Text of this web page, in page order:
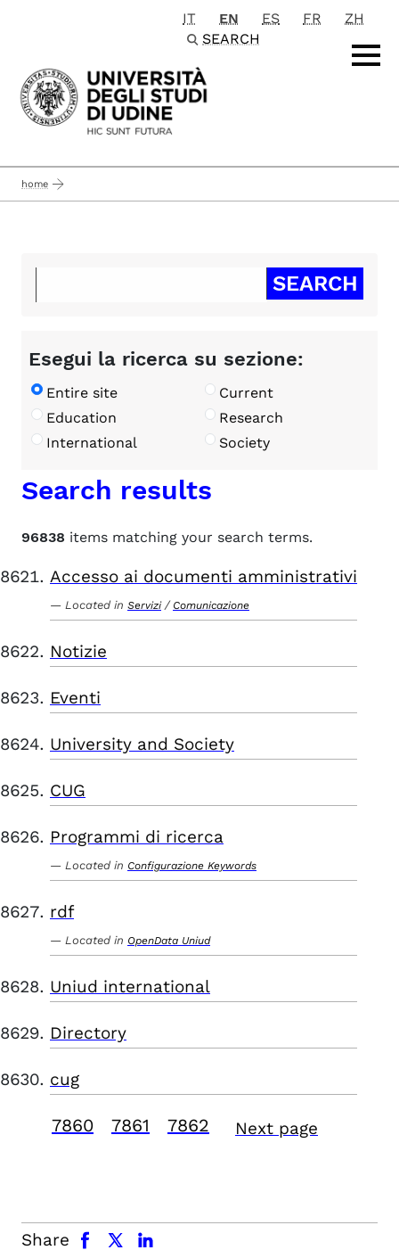
Passa al contenuto principale
IT EN ES FR
ZH
SEARCH
home
Esegui la ricerca su sezione:
Entire site
Current
Education
Research
International
Society
Search results
96838 items matching your search terms.
Accesso ai documenti amministrativi
Located in Servizi / Comunicazione
Notizie
Eventi
University and Society
CUG
Programmi di ricerca
Located in Configurazione Keywords
rdf
Located in OpenData Uniud
Uniud international
Directory
cug
7860 7861 7862 Next page
Share
facebook x.com linkedin